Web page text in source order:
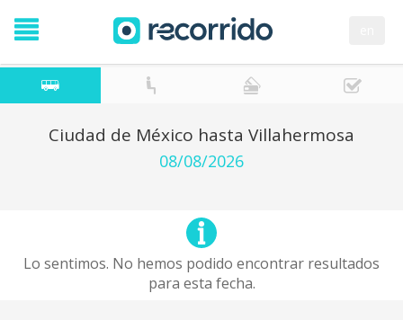
Ciudad de México hasta Villahermosa
08/08/2026
Lo sentimos. No hemos podido encontrar resultados
para esta fecha.